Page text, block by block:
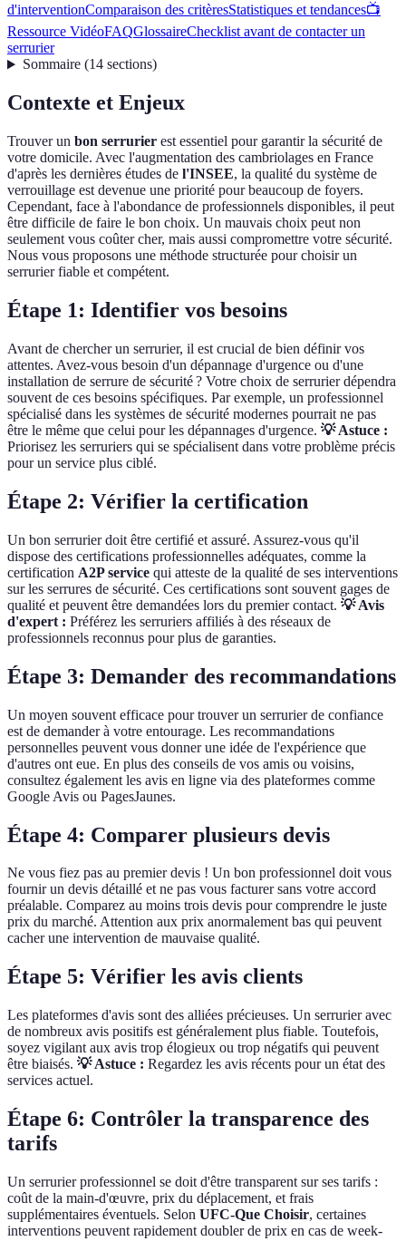
d'interventionComparaison des critèresStatistiques et tendances📺
Ressource VidéoFAQGlossaireChecklist avant de contacter un
serrurier
Sommaire(14 sections)
Contexte et Enjeux
Trouver un bon serrurier est essentiel pour garantir la sécurité de
votre domicile. Avec l'augmentation des cambriolages en France
d'après les dernières études de l'INSEE, la qualité du système de
verrouillage est devenue une priorité pour beaucoup de foyers.
Cependant, face à l'abondance de professionnels disponibles, il peut
être difficile de faire le bon choix. Un mauvais choix peut non
seulement vous coûter cher, mais aussi compromettre votre sécurité.
Nous vous proposons une méthode structurée pour choisir un
serrurier fiable et compétent.
Étape 1: Identifier vos besoins
Avant de chercher un serrurier, il est crucial de bien définir vos
attentes. Avez-vous besoin d'un dépannage d'urgence ou d'une
installation de serrure de sécurité ? Votre choix de serrurier dépendra
souvent de ces besoins spécifiques. Par exemple, un professionnel
spécialisé dans les systèmes de sécurité modernes pourrait ne pas
être le même que celui pour les dépannages d'urgence. 💡 Astuce :
Priorisez les serruriers qui se spécialisent dans votre problème précis
pour un service plus ciblé.
Étape 2: Vérifier la certification
Un bon serrurier doit être certifié et assuré. Assurez-vous qu'il
dispose des certifications professionnelles adéquates, comme la
certification A2P service qui atteste de la qualité de ses interventions
sur les serrures de sécurité. Ces certifications sont souvent gages de
qualité et peuvent être demandées lors du premier contact. 💡 Avis
d'expert : Préférez les serruriers affiliés à des réseaux de
professionnels reconnus pour plus de garanties.
Étape 3: Demander des recommandations
Un moyen souvent efficace pour trouver un serrurier de confiance
est de demander à votre entourage. Les recommandations
personnelles peuvent vous donner une idée de l'expérience que
d'autres ont eue. En plus des conseils de vos amis ou voisins,
consultez également les avis en ligne via des plateformes comme
Google Avis ou PagesJaunes.
Étape 4: Comparer plusieurs devis
Ne vous fiez pas au premier devis ! Un bon professionnel doit vous
fournir un devis détaillé et ne pas vous facturer sans votre accord
préalable. Comparez au moins trois devis pour comprendre le juste
prix du marché. Attention aux prix anormalement bas qui peuvent
cacher une intervention de mauvaise qualité.
Étape 5: Vérifier les avis clients
Les plateformes d'avis sont des alliées précieuses. Un serrurier avec
de nombreux avis positifs est généralement plus fiable. Toutefois,
soyez vigilant aux avis trop élogieux ou trop négatifs qui peuvent
être biaisés. 💡 Astuce : Regardez les avis récents pour un état des
services actuel.
Étape 6: Contrôler la transparence des
tarifs
Un serrurier professionnel se doit d'être transparent sur ses tarifs :
coût de la main-d'œuvre, prix du déplacement, et frais
supplémentaires éventuels. Selon UFC-Que Choisir, certaines
interventions peuvent rapidement doubler de prix en cas de week-